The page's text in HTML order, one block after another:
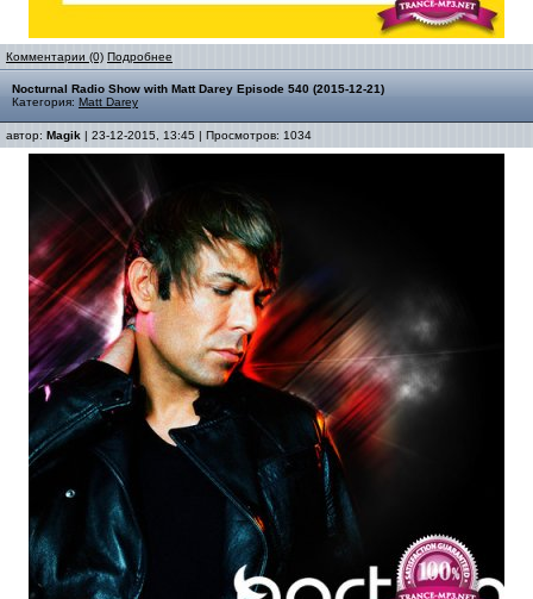
Комментарии (0) Подробнее
Nocturnal Radio Show with Matt Darey Episode 540 (2015-12-21)
Категория: Matt Darey
автор: Magik | 23-12-2015, 13:45 | Просмотров: 1034